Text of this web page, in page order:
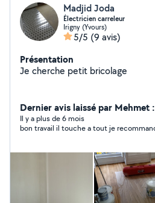
Madjid Joda
Électricien carreleur
Irigny (Yvours)
5/5 (9 avis)
Présentation
Je cherche petit bricolage
Dernier avis laissé par Mehmet
Il y a plus de 6 mois
bon travail il touche a tout je